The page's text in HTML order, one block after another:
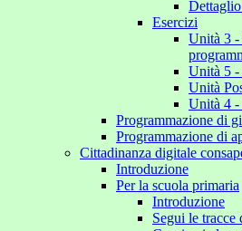
Esercizi
Unità 3 -
Unità 5 -
Unità
Unità 4
Programmazione di
Programmazione di
Cittadinanza digitale
Introduzione
Per la scuola primaria
Introduzione
Segui le tracce